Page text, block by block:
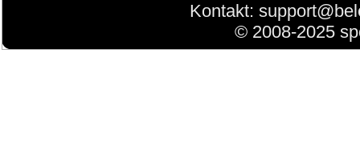
Kontakt:
© 2008-2025